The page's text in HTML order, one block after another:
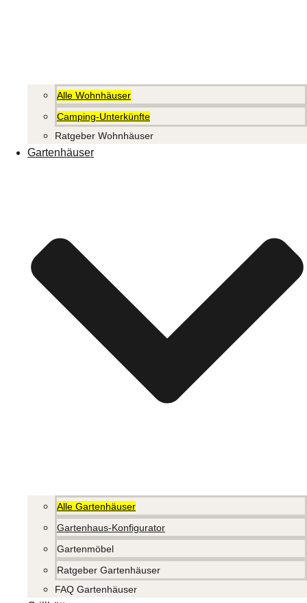
Alle Wohnhäuser
Camping-Unterkünfte
Ratgeber Wohnhäuser
Gartenhäuser
Alle Gartenhäuser
Gartenhaus-Konfigurator
Gartenmöbel
Ratgeber Gartenhäuser
FAQ Gartenhäuser